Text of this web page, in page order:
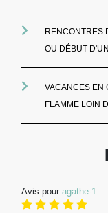
RENCONTRES
OU DÉBUT
VACANCES EN
FLAMME LOIN
Avis pour agathe-1